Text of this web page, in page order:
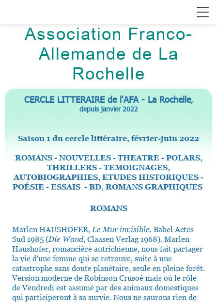
Association Franco-
Allemande de La
Rochelle
CERCLE LITTERAIRE de l'AFA - La Rochelle,
depuis janvier 2022
Saison 1 du cercle littéraire, février-juin 2022
ROMANS - NOUVELLES - THEATRE - POLARS,
THRILLERS - TEMOIGNAGES,
AUTOBIOGRAPHIES, ETUDES HISTORIQUES -
POÉSIE - ESSAIS - BD, ROMANS GRAPHIQUES
ROMANS
Marlen HAUSHOFER, Le Mur invisible, Babel Actes
Sud 1985 (Die Wand, Claasen Verlag 1968). Marlen
Haushofer, romancière autrichienne, nous fait partager
la vie d'une femme qui se retrouve, suite à une
catastrophe sans doute planétaire, seule en pleine forêt.
Version moderne de Robinson Crusoé mais où le rôle
de Vendredi est assumé par des animaux domestiques
qui participeront à sa survie. Nous ne saurons rien de